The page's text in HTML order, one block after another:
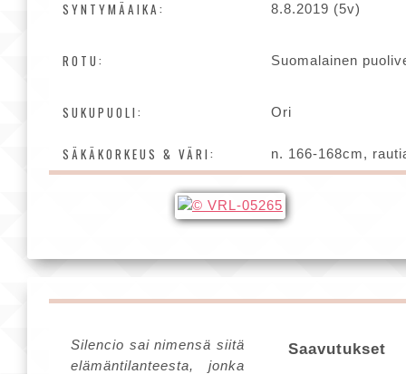
SYNTYMÄAIKA: 8.8.2019 (5v)
ROTU: Suomalainen
SUKUPUOLI: Ori
SÄKÄKORKEUS & VÄRI: n. 166-168cm,
Silencio sai nimensä siitä
elämäntilanteesta, jonka
Saavutukset